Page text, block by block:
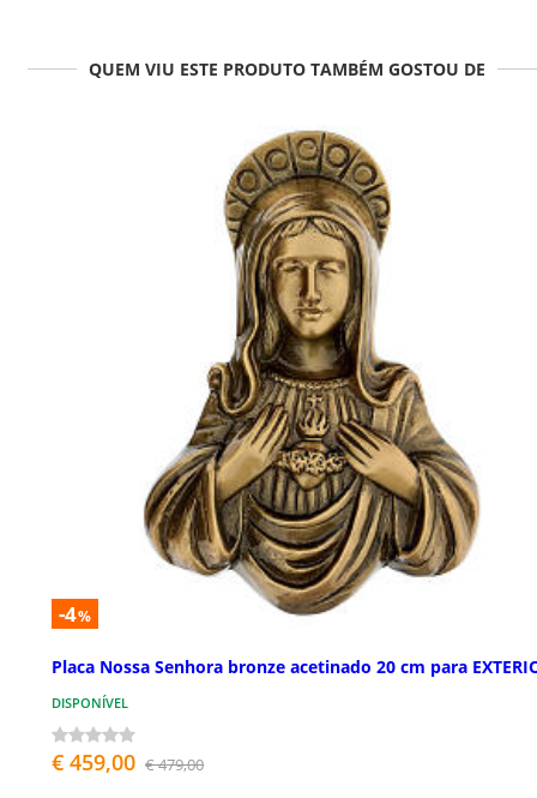
QUEM VIU ESTE PRODUTO TAMBÉM GOSTOU DE
-4%
Placa Nossa Senhora bronze acetinado 20 cm para
DISPONÍVEL
€ 459,00 € 479,00